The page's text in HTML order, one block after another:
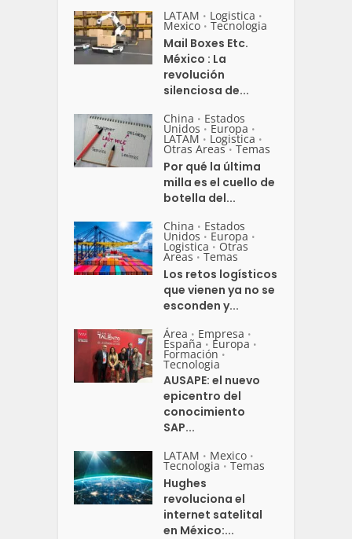
LATAM • Logistica •
Mexico • Tecnologia
Mail Boxes Etc.
México : La
revolución
silenciosa de...
China • Estados
Unidos • Europa •
LATAM • Logistica •
Otras Areas • Temas
Por qué la última
milla es el cuello de
botella del...
China • Estados
Unidos • Europa •
Logistica • Otras
Areas • Temas
Los retos logísticos
que vienen ya no se
esconden y...
Área • Empresa •
España • Europa •
Formación •
Tecnologia
AUSAPE: el nuevo
epicentro del
conocimiento
SAP...
LATAM • Mexico •
Tecnologia • Temas
Hughes
revoluciona el
internet satelital
en México:...